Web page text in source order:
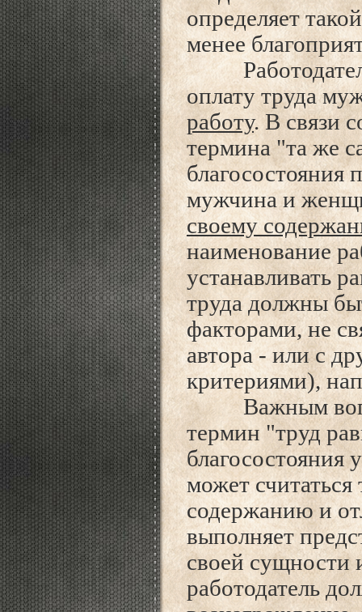
определяет
менее
Работодатель
оплату труда
работу. В связи
термина "та же
благосостояния
мужчина и
своему
наименование
устанавливать
труда должны
факторами, не
автора - или с
критериями),
Важным
термин "труд
благосостояния
может
содержанию и
выполняет
своей сущности
работодатель